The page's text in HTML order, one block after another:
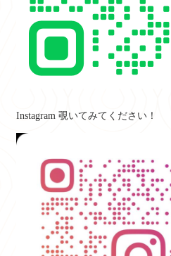
Instagram 覗いてみてください！